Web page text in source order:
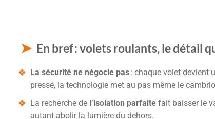
En bref : volets roulants, le détail
La sécurité ne négocie pas: chaque volet devient
pressé, la technologie met au pas même le
La recherche de l’isolation parfaite fait baisser le
autant abolir la lumière du dehors.